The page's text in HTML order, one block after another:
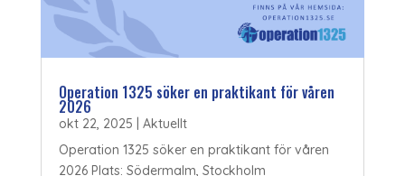
Operation 1325 söker en praktikant för våren
2026
okt 22, 2025
Aktuellt
Operation 1325 söker en praktikant för våren
2026 Plats: Södermalm, Stockholm